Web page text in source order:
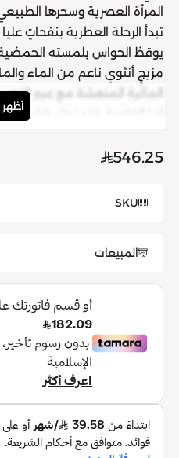
المرأة العصرية وسحرها
تبدأ الرحلة العطرية بنفحاتٍ
يوقظ الحواس بلمسته
مزيجٍ أنثوي ناعم من الماء
المائية المنعشة مع عبير
خشب
المكونات الأساسية:
الفئة:العطور النسائية
أظهر
546.25
SKU
المبيعات